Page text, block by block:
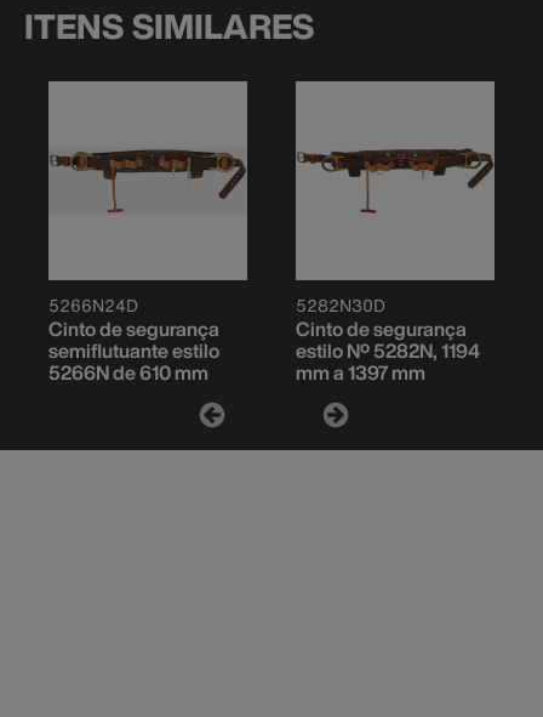
ITENS SIMILARES
5266N24D
Cinto de segurança
semiflutuante estilo
5266N de 610 mm
5282N30D
Cinto de segurança
estilo Nº 5282N, 1194
mm a 1397 mm